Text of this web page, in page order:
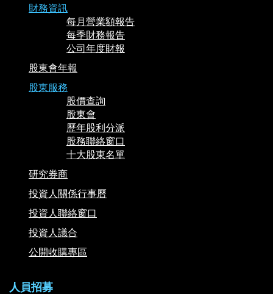
財務資訊
每月營業額報告
每季財務報告
公司年度財報
股東會年報
股東服務
股價查詢
股東會
歷年股利分派
股務聯絡窗口
十大股東名單
研究券商
投資人關係行事曆
投資人聯絡窗口
投資人議合
公開收購專區
人員招募